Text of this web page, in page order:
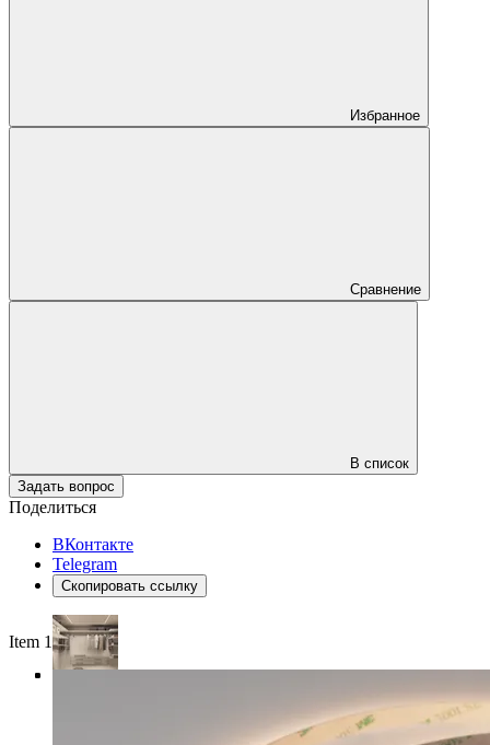
Избранное
Сравнение
В список
Задать вопрос
Поделиться
ВКонтакте
Telegram
Скопировать ссылку
Item 1 of 4